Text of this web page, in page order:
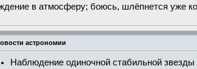
в атмосферу; боюсь, шлёпнется уже
астрономии
Наблюдение одиночной стабильной